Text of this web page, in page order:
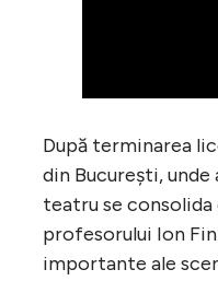
După terminarea
din București,
teatru se
profesorului Ion
importante ale